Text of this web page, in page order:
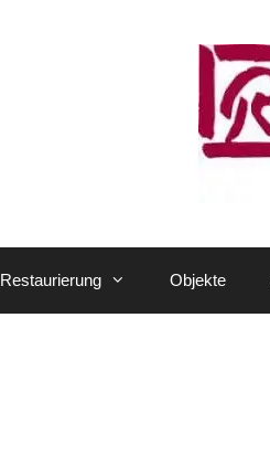
Restaurierung Objekte